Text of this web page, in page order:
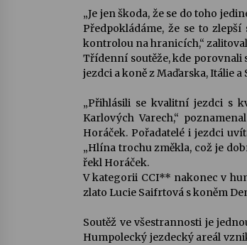
Za kulturou
Želivě ožije odkaz
13. 7. 2026
„Je jen škoda, že se do toho
Předpokládáme, že se to
kontrolou na hranicích,“
Třídenní soutěže, kde porovnali
jezdci a koně z Maďarska, Itálie a
„Přihlásili se kvalitní jezdci s
Karlových Varech,“
Horáček. Pořadatelé i jezdci
„Hlína trochu změkla, což je
řekl Horáček.
V kategorii CCI** nakonec v
zlato Lucie Saifrtová s koněm
Soutěž ve všestrannosti je
Humpolecký jezdecký areál